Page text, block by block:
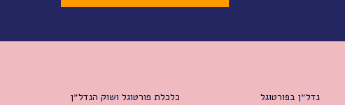
נדל״ן בפורטוגל כלכלת פורטוגל ושוק הנדל״ן